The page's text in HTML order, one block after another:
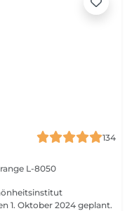
134
L-8050
1. Oktober 2024 geplant.